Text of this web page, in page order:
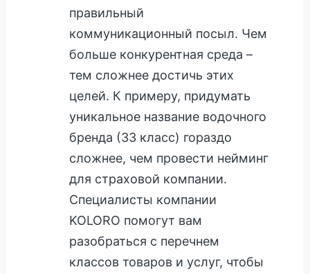
правильный
коммуникационный посыл. Чем
больше конкурентная среда –
тем сложнее достичь этих
целей. К примеру, придумать
уникальное название водочного
бренда (33 класс) гораздо
сложнее, чем провести нейминг
для страховой компании.
Специалисты компании
KOLORO помогут вам
разобраться с перечнем
классов товаров и услуг, чтобы